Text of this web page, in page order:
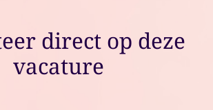
direct op deze
vacature